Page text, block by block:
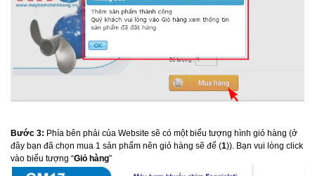
Bước 3: Phía bên phải của Website sẽ có một biểu tượng hình giỏ hàng (ở
đây bạn đã chọn mua 1 sản phẩm nên giỏ hàng sẽ để (1)). Bạn vui lòng click
vào biểu tượng “Giỏ hàng”